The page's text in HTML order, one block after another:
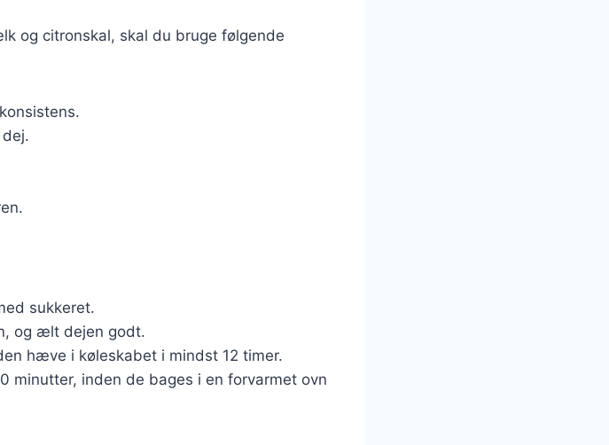
og citronskal, skal du bruge følgende
sukkeret.
og ælt dejen godt.
hæve i køleskabet i mindst 12 timer.
minutter, inden de bages i en forvarmet ovn